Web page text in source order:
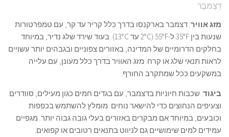
דֵצֶמבֶּר
מזג אוויר: דצמבר בארקנסו בדרך כלל קריר עד קר, עם טמפרטורות
שנעות בין 35°F ל-55°F (2°C עד 13°C). בעוד שירד שלג נדיר, במיוחד
בחלקים הדרומיים של המדינה, באזורים צפוניים ובגבהים יותר עשויים
לראות תנאי שלג או קרח. מזג האוויר בדרך כלל מעונן, עם עלייה
במשקעים ככל שמתקרב החורף.
ביגוד: שכבות חיוניות בדצמבר, עם בגדים חמים כגון מעילים, סוודרים
וצעיפים הנחוצים כדי להישאר נוחים. מומלץ להשתמש בכפפות
וכובעים, במיוחד אם מבקרים באזורים בעלי גובה גבוה יותר. מגפיים
עמידים למים שימושיים גם לניווט בתנאים רטובים או קפואים.